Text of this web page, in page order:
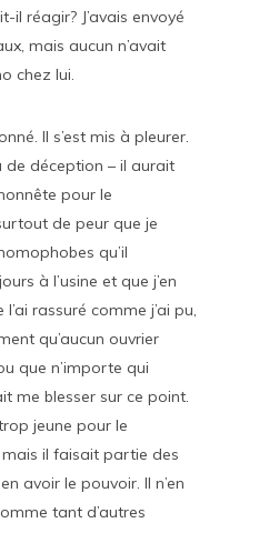
il réagir? J’avais envoyé
mais aucun n’avait
chez lui.
Il s’est mis à pleurer.
de déception – il aurait
pour le
de peur que je
qu’il
à l’usine et que j’en
rassuré comme j’ai pu,
qu’aucun ouvrier
que n’importe qui
me blesser sur ce point.
jeune pour le
il faisait partie des
avoir le pouvoir. Il n’en
tant d’autres